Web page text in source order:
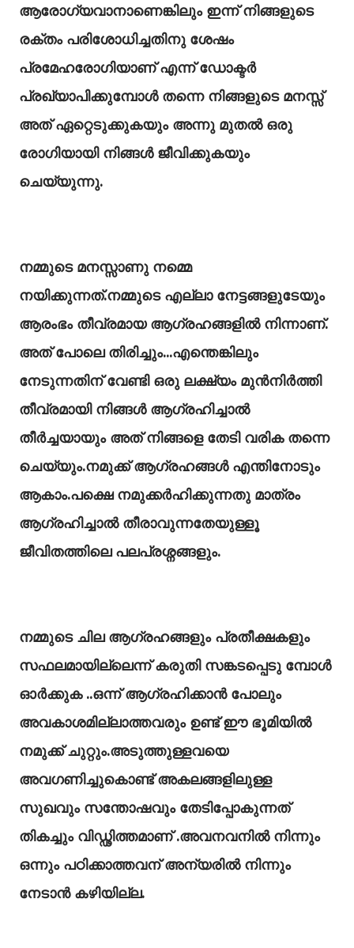
ആരോഗ്യവാനാണെങ്കിലും ഇന്ന് നിങ്ങളുടെ
രക്തം പരിശോധിച്ചതിനു ശേഷം
പ്രമേഹരോഗിയാണ് എന്ന് ഡോക്ടർ
പ്രഖ്യാപിക്കുമ്പോൾ തന്നെ നിങ്ങളുടെ മനസ്സ്
അത് ഏറ്റെടുക്കുകയും അന്നു മുതൽ ഒരു
രോഗിയായി നിങ്ങൾ ജീവിക്കുകയും
ചെയ്യുന്നു.
നമ്മുടെ മനസ്സാണു നമ്മെ
നയിക്കുന്നത്.നമ്മുടെ എല്ലാ നേട്ടങ്ങളുടേയും
ആരംഭം തീവ്രമായ ആഗ്രഹങ്ങളിൽ നിന്നാണ്.
അത് പോലെ തിരിച്ചും...എന്തെങ്കിലും
നേടുന്നതിന് വേണ്ടി ഒരു ലക്ഷ്യം മുൻനിർത്തി
തീവ്രമായി നിങ്ങൾ ആഗ്രഹിച്ചാൽ
തീർച്ചയായും അത് നിങ്ങളെ തേടി വരിക തന്നെ
ചെയ്യും.നമുക്ക് ആഗ്രഹങ്ങൾ എന്തിനോടും
ആകാം.പക്ഷെ നമുക്കർഹിക്കുന്നതു മാത്രം
ആഗ്രഹിച്ചാൽ തീരാവുന്നതേയുള്ളൂ
ജീവിതത്തിലെ പലപ്രശ്നങ്ങളും.
നമ്മുടെ ചില ആഗ്രഹങ്ങളും പ്രതീക്ഷകളും
സഫലമായില്ലെന്ന് കരുതി സങ്കടപ്പെടു മ്പോൾ
ഓർക്കുക ..ഒന്ന് ആഗ്രഹിക്കാൻ പോലും
അവകാശമില്ലാത്തവരും ഉണ്ട് ഈ ഭൂമിയിൽ
നമുക്ക് ചുറ്റും.അടുത്തുള്ളവയെ
അവഗണിച്ചുകൊണ്ട് അകലങ്ങളിലുള്ള
സുഖവും സന്തോഷവും തേടിപ്പോകുന്നത്
തികച്ചും വിഡ്ഢിത്തമാണ് .അവനവനിൽ നിന്നും
ഒന്നും പഠിക്കാത്തവന് അന്യരിൽ നിന്നും
നേടാൻ കഴിയില്ല.